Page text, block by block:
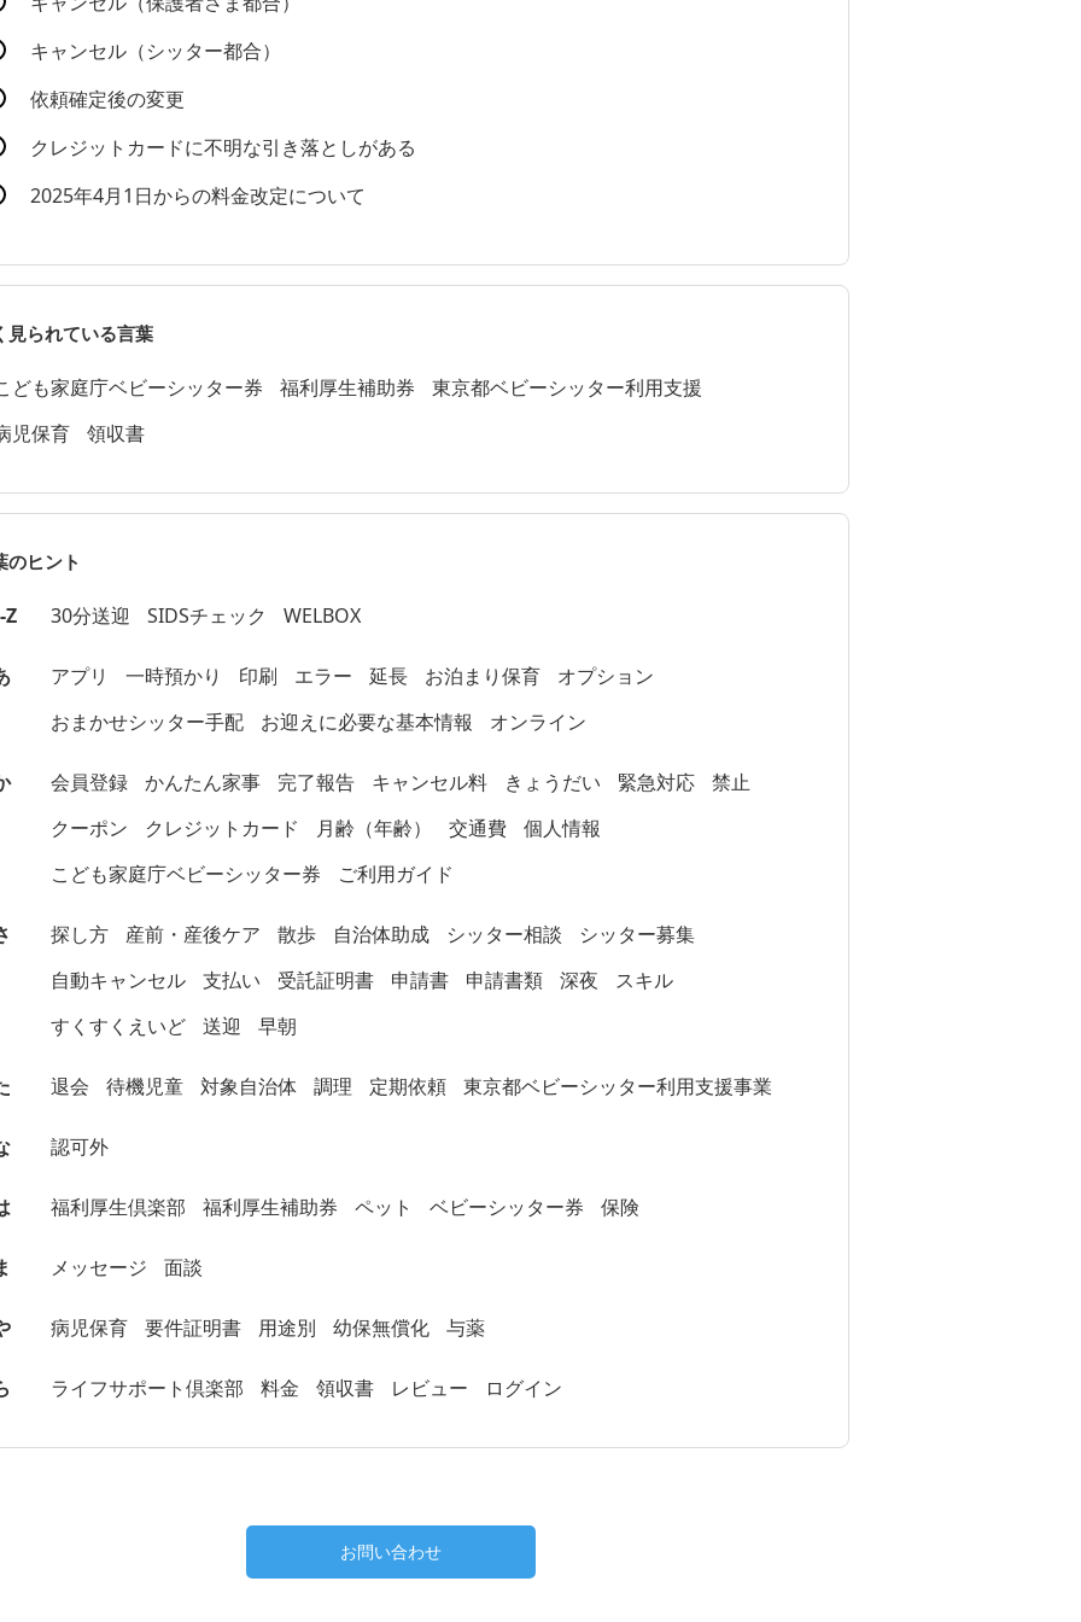
キャンセル（シッター都合）
依頼確定後の変更
クレジットカードに不明な引き落としがある
2025年4月1日からの料金改定について
見られている言葉
ども家庭庁ベビーシッター券 福利厚生補助券
東京都ベビーシッター利用支援
児保育
領収書
のヒント
Z 30分送迎 SIDSチェック WELBOX
アプリ 一時預かり 印刷 エラー 延長 お泊まり保育
オプション
おまかせシッター手配
お迎えに必要な基本情報 オンライン
会員登録 かんたん家事 完了報告 キャンセル料 きょうだい 緊急対応
禁止
クーポン
クレジットカード 月齢（年齢） 交通費
個人情報
こども家庭庁ベビーシッター券
ご利用ガイド
探し方 産前・産後ケア 散歩 自治体助成 シッター相談
シッター募集
自動キャンセル
支払い 受託証明書 申請書 申請書類 深夜
スキル
すくすくえいど
送迎 早朝
退会 待機児童 対象自治体 調理 定期依頼 東京都ベビーシッター利用支援事業
認可外
福利厚生倶楽部 福利厚生補助券 ペット ベビーシッター券 保険
メッセージ 面談
病児保育 要件証明書 用途別 幼保無償化 与薬
ライフサポート倶楽部 料金 領収書 レビュー ログイン
お問い合わせ